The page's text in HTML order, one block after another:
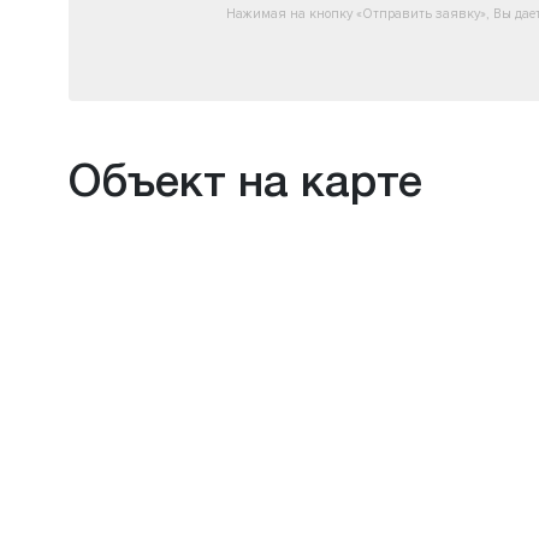
Нажимая на кнопку «Отправить заявку», Вы
Объект на карте